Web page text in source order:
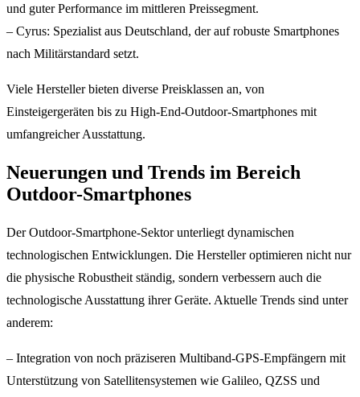
und guter Performance im mittleren Preissegment.
– Cyrus: Spezialist aus Deutschland, der auf robuste Smartphones
nach Militärstandard setzt.
Viele Hersteller bieten diverse Preisklassen an, von
Einsteigergeräten bis zu High-End-Outdoor-Smartphones mit
umfangreicher Ausstattung.
Neuerungen und Trends im Bereich
Outdoor-Smartphones
Der Outdoor-Smartphone-Sektor unterliegt dynamischen
technologischen Entwicklungen. Die Hersteller optimieren nicht nur
die physische Robustheit ständig, sondern verbessern auch die
technologische Ausstattung ihrer Geräte. Aktuelle Trends sind unter
anderem:
– Integration von noch präziseren Multiband-GPS-Empfängern mit
Unterstützung von Satellitensystemen wie Galileo, QZSS und